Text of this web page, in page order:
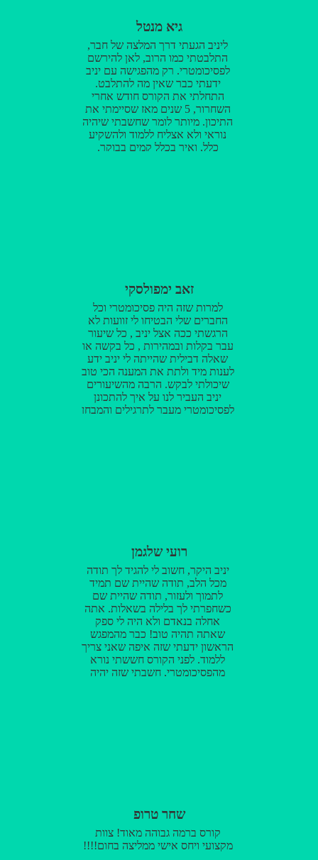
גיא מנטל
ליניב הגעתי דרך המלצה של חבר,
התלבטתי כמו הרוב, לאן להירשם
לפסיכומטרי. רק מהפגישה עם יניב
ידעתי כבר שאין מה להתלבט.
התחלתי את הקורס חודש אחרי
השחרור, 5 שנים מאז שסיימתי את
התיכון. מיותר לומר שחשבתי שיהיה
נוראי ולא אצליח ללמוד ולהשקיע
כלל, ואיך בכלל קמים בבוקר.
ליניב! אני לא מאמין שאף מכון אחר
יציע את מה שמקבלים בטלמור,
כיתה קטנה ואינטימית, מספר
התלמידים מאפשר ליניב לתת יחס
אישי לכל אחד וגם אם הוא לא
מצליח בזמן השיעור עצמו - יניב
מציע את עצמו ואת הכיתה שלו
בימים הפנויים שלו לכל אחד שרוצה.
אם זה לתגבור, או אפילו סתם לבוא
ולתרגל לבד.
זאב ימפולסקי
למרות שזה היה פסיכומטרי וכל
החברים שלי הבטיחו לי זוועות לא
הרגשתי ככה אצל יניב , כל שיעור
עבר בקלות ובמהירות , כל בקשה או
שאלה דבילית שהייתה לי יניב ידע
לענות מיד ולתת את המענה הכי טוב
שיכולתי לבקש. הרבה מהשיעורים
יניב העביר לנו על איך להתכונן
לפסיכומטרי מעבר לתרגילים והמבחן
רועי שלגמן
יניב היקר, חשוב לי להגיד לך תודה
מכל הלב, תודה שהיית שם תמיד
לתמוך ולעזור, תודה שהיית שם
כשחפרתי לך בלילה בשאלות. אתה
אחלה בנאדם ולא היה לי ספק
שאתה תהיה טוב! כבר מהמפגש
הראשון ידעתי שזה איפה שאני צריך
ללמוד. לפני הקורס חששתי נורא
מהפסיכומטרי, חשבתי שזה יהיה
שחר טרופ
קורס ברמה גבוהה מאוד! צוות
מקצועי ויחס אישי ממליצה בחום!!!!